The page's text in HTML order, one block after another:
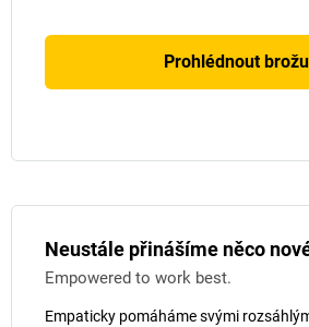
Prohlédnout
Neustále přinášíme něco
Empowered to work best.
Empaticky pomáháme svými